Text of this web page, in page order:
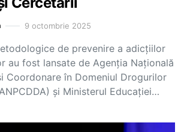
9 octombrie 2025
de prevenire a adicțiilor
au fost lansate de Agenția Națională
Coordonare în Domeniul Drogurilor
și Ministerul Educației…